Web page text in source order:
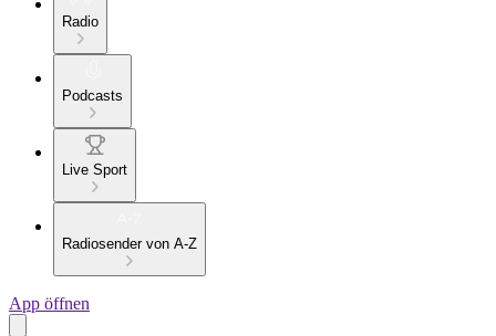
Radio
Podcasts
Live Sport
Radiosender von A-Z
App öffnen